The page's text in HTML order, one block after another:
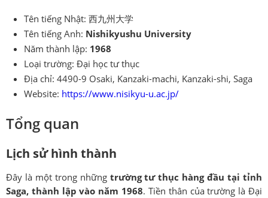
Tên tiếng Nhật: 西九州大学
Tên tiếng Anh: Nishikyushu University
Năm thành lập: 1968
Loại trường: Đại học tư thục
Địa chỉ: 4490-9 Osaki, Kanzaki-machi, Kanzaki-shi, Saga
Website: https://www.nisikyu-u.ac.jp/
Tổng quan
Lịch sử hình thành
Đây là một trong những trường tư thục hàng đầu tại tỉnh
Saga, thành lập vào năm 1968. Tiền thân của trường là Đại